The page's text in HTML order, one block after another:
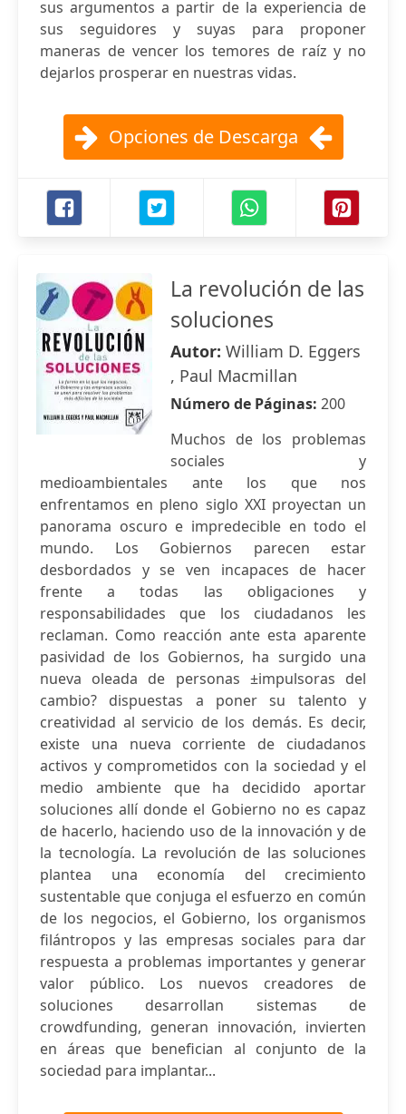
sus argumentos a partir de la experiencia de
sus seguidores y suyas para proponer
maneras de vencer los temores de raíz y no
dejarlos prosperar en nuestras vidas.
Opciones de Descarga
La revolución de las
soluciones
Autor: William D. Eggers
, Paul Macmillan
Número de Páginas: 200
Muchos de los problemas
sociales y
medioambientales ante los que nos
enfrentamos en pleno siglo XXI proyectan un
panorama oscuro e impredecible en todo el
mundo. Los Gobiernos parecen estar
desbordados y se ven incapaces de hacer
frente a todas las obligaciones y
responsabilidades que los ciudadanos les
reclaman. Como reacción ante esta aparente
pasividad de los Gobiernos, ha surgido una
nueva oleada de personas ±impulsoras del
cambio? dispuestas a poner su talento y
creatividad al servicio de los demás. Es decir,
existe una nueva corriente de ciudadanos
activos y comprometidos con la sociedad y el
medio ambiente que ha decidido aportar
soluciones allí donde el Gobierno no es capaz
de hacerlo, haciendo uso de la innovación y de
la tecnología. La revolución de las soluciones
plantea una economía del crecimiento
sustentable que conjuga el esfuerzo en común
de los negocios, el Gobierno, los organismos
filántropos y las empresas sociales para dar
respuesta a problemas importantes y generar
valor público. Los nuevos creadores de
soluciones desarrollan sistemas de
crowdfunding, generan innovación, invierten
en áreas que benefician al conjunto de la
sociedad para implantar...